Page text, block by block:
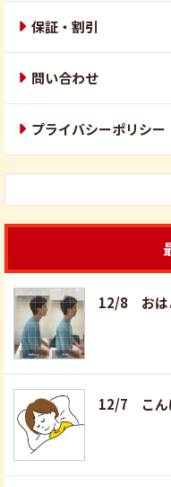
保証・割引
問い合わせ
プライバシーポリシー
12/8 おは
12/7 こん